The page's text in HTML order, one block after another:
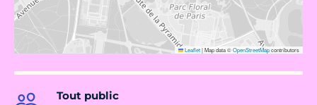
Leaflet|Map data ©OpenStreetMapcontributors
Tout public